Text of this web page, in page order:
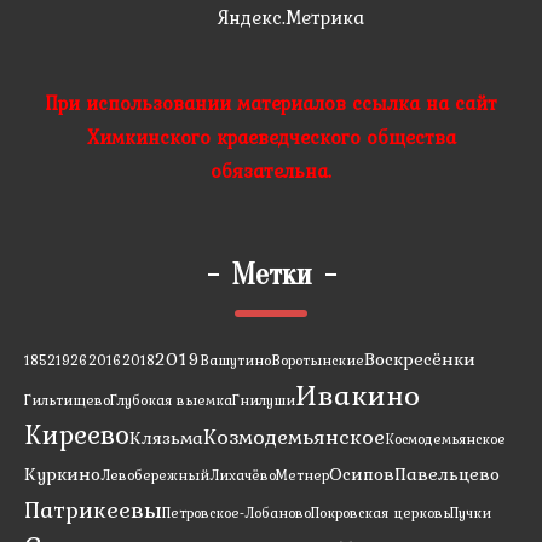
При использовании материалов ссылка на сайт
Химкинского краеведческого общества
обязательна.
- Метки -
18521926201620182019ВашутиноВоротынскиеВоскресёнки
ГильтищевоГлубокая выемкаГнилушиИвакино
КиреевоКлязьмаКозмодемьянскоеКосмодемьянское
КуркиноЛевобережныйЛихачёвоМетнерОсиповПавельцево
ПатрикеевыПетровское-ЛобановоПокровская церковьПучки